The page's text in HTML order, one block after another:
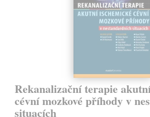
Rekanalizační terapie
cévní mozkové příhody v
situacích